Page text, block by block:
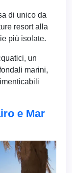
di unico da
resort alla
più isolate.
un
marini,
e Mar